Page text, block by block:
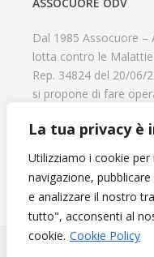
La tua privacy è
Utilizziamo i cookie
navigazione,
e analizzare il nostro
tutto", acconsenti al
cookie. Cookie Policy
Dal 1985 Assocuore –
lotta contro le Malattie
Rep. 34824 del 20/06/
si propone di fare
psicofisico di tutti
Diventa